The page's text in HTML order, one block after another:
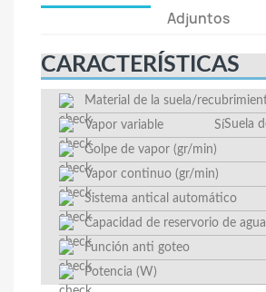
Adjuntos
CARACTERÍSTICAS
Material de la suela/
Suela
Vapor variable
Sí
Golpe de vapor (gr/min)
Vapor continuo (gr/min)
Sistema antical automático
Capacidad de reservorio de agua
Función anti goteo
Potencia (W)